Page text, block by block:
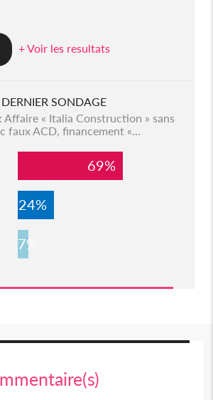
+ Voir les resultats
DERNIER SONDAGE
Affaire « Italia Construction » sans
faux ACD, financement «...
69%
24%
7%